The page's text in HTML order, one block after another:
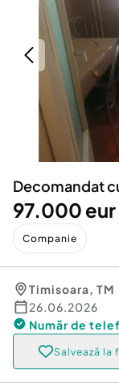
Servicii
Animale de
Afaceri și
Inchiriere
Utilaje
Piese auto si
Dacia Duster
Decomandat
97.000 eur
Companie
Timisoara, TM
26.06.2026
Număr de
Salvează la